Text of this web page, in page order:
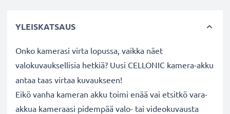
YLEISKATSAUS
Onko kamerasi virta lopussa, vaikka näet
valokuvauksellisia hetkiä? Uusi CELLONIC kamera-akku
antaa taas virtaa kuvaukseen!
Eikö vanha kameran akku toimi enää vai etsitkö vara-
akkua kameraasi pidempää valo- tai videokuvausta